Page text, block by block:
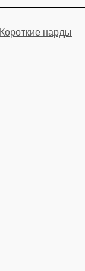
Короткие нарды